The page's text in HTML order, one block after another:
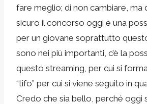
fare meglio; di non cambiare, ma
sicuro il concorso oggi è una
per un giovane soprattutto
sono nei più importanti, c’è la
questo streaming, per cui si
“tifo” per cui si viene seguito in
Credo che sia bello, perché oggi